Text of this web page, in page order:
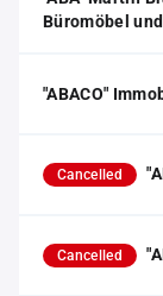
Büromöbel
"ABACO"
Cancelled
Cancelled